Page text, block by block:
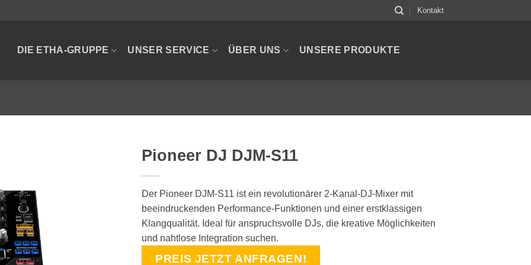
Kontakt
DIE ETHA-GRUPPE UNSER SERVICE ÜBER UNS UNSERE PRODUKTE
Pioneer DJ DJM-S11
Der Pioneer DJM-S11 ist ein revolutionärer 2-Kanal-DJ-Mixer mit
beeindruckenden Performance-Funktionen und einer erstklassigen
Klangqualität. Ideal für anspruchsvolle DJs, die kreative Möglichkeiten
und nahtlose Integration suchen.
PREIS JETZT ANFRAGEN!